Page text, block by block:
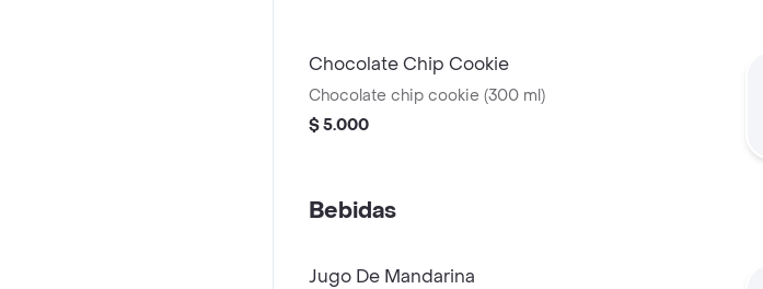
Chocolate Chip Cookie
Chocolate chip cookie (300 ml)
$ 5.000
Bebidas
Jugo De Mandarina